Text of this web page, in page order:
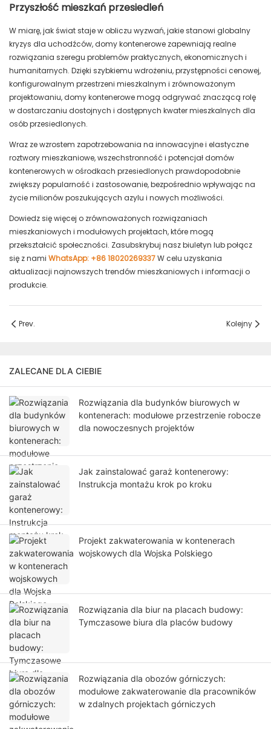
Przyszłość mieszkań przesiedleń
W miarę, jak świat staje w obliczu wyzwań, jakie stanowi globalny
kryzys dla uchodźców, domy kontenerowe zapewniają realne
rozwiązania szeregu problemów praktycznych, ekonomicznych i
humanitarnych. Dzięki szybkiemu wdrożeniu, przystępności cenowej,
konfigurowalnym przestrzeni mieszkalnym i zrównoważonym
projektowaniu, domy kontenerowe mogą odgrywać znaczącą rolę
w dostarczaniu dostojnych i dostępnych kwater mieszkalnych dla
osób przesiedlonych.
Wraz ze wzrostem zapotrzebowania na innowacyjne i elastyczne
roztwory mieszkaniowe, wszechstronność i potencjał domów
kontenerowych w ośrodkach przesiedlonych prawdopodobnie
zwiększy popularność i zastosowanie, bezpośrednio wpływając na
życie milionów poszukujących azylu i nowych możliwości.
Dowiedz się więcej o zrównoważonych rozwiązaniach
mieszkaniowych i modułowych projektach, które mogą
przekształcić społeczności. Zasubskrybuj nasz biuletyn lub połącz
się z nami WhatsApp: +86 18020269337W celu uzyskania
aktualizacji najnowszych trendów mieszkaniowych i informacji o
produkcie.
Prev. Kolejny
ZALECANE DLA CIEBIE
Rozwiązania dla budynków biurowych w
kontenerach: modułowe przestrzenie robocze
dla nowoczesnych projektów
Jak zainstalować garaż kontenerowy:
Instrukcja montażu krok po kroku
Projekt zakwaterowania w kontenerach
wojskowych dla Wojska Polskiego
Rozwiązania dla biur na placach budowy:
Tymczasowe biura dla placów budowy
Rozwiązania dla obozów górniczych:
modułowe zakwaterowanie dla pracowników
w zdalnych projektach górniczych